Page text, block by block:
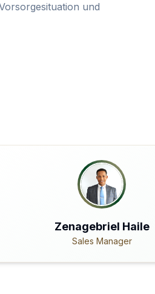
und
Zenagebriel Haile
Sales Manager